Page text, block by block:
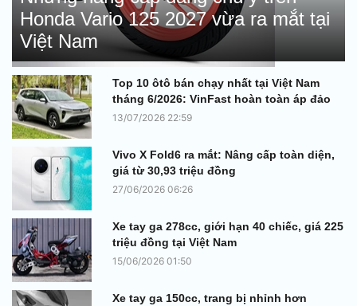
Honda Vario 125 2027 vừa ra mắt tại
Việt Nam
Top 10 ôtô bán chạy nhất tại Việt Nam
tháng 6/2026: VinFast hoàn toàn áp đảo
13/07/2026 22:59
Vivo X Fold6 ra mắt: Nâng cấp toàn diện,
giá từ 30,93 triệu đồng
27/06/2026 06:26
Xe tay ga 278cc, giới hạn 40 chiếc, giá 225
triệu đồng tại Việt Nam
15/06/2026 01:50
Xe tay ga 150cc, trang bị nhỉnh hơn